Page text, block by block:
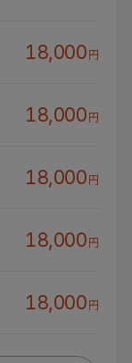
18,000円
18,000円
18,000円
18,000円
18,000円